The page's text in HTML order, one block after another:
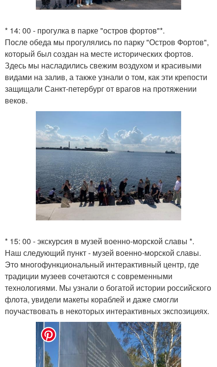
* 14: 00 - прогулка в парке "остров фортов"*.
После обеда мы прогулялись по парку "Остров Фортов",
который был создан на месте исторических фортов.
Здесь мы насладились свежим воздухом и красивыми
видами на залив, а также узнали о том, как эти крепости
защищали Санкт-петербург от врагов на протяжении
веков.
* 15: 00 - экскурсия в музей военно-морской славы *.
Наш следующий пункт - музей военно-морской славы.
Это многофункциональный интерактивный центр, где
традиции музеев сочетаются с современными
технологиями. Мы узнали о богатой истории российского
флота, увидели макеты кораблей и даже смогли
поучаствовать в некоторых интерактивных экспозициях.